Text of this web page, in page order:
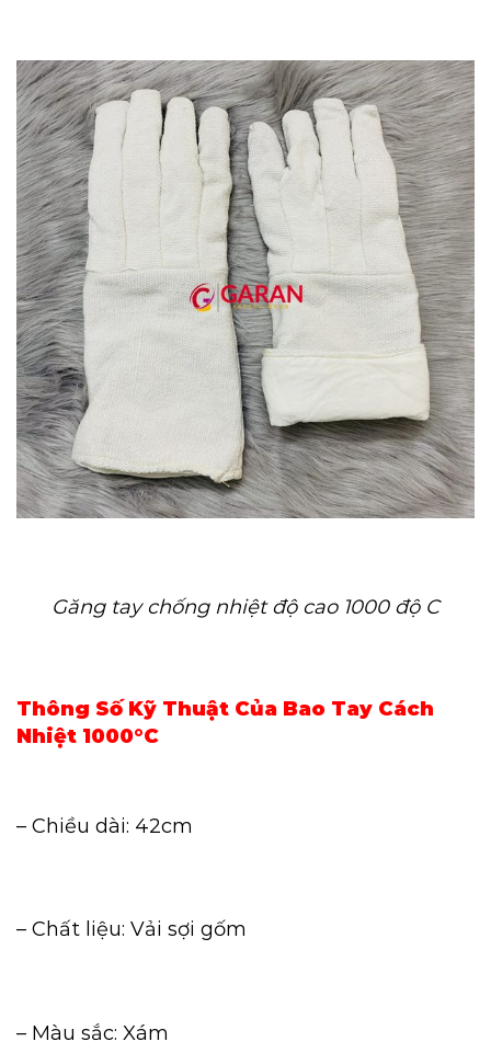
Găng tay chống nhiệt độ cao 1000 độ C
Thông Số Kỹ Thuật Của Bao Tay Cách
Nhiệt 1000°C
– Chiều dài: 42cm
– Chất liệu: Vải sợi gốm
– Màu sắc: Xám